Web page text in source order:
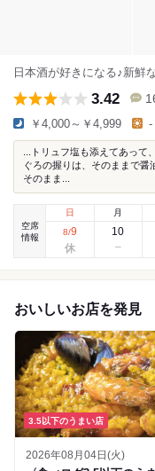
日本酒が好きになる♪新鮮
3.42
￥4,000～￥4,999 -
...トリュフ塩も添えてあっ
ぐろの握りは、そのままで醤
そのまま...
空席
情報
日
8/9
月
10
おいしいお店を発見
3.5以下のうまい店
2026年08月04日(火)